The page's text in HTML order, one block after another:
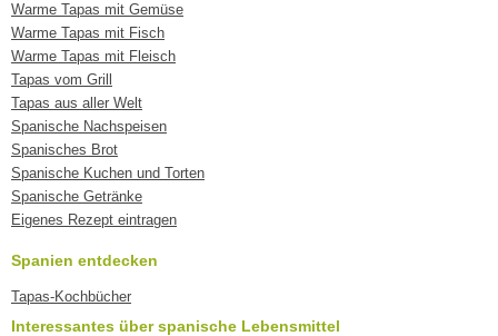
Warme Tapas mit Gemüse
Warme Tapas mit Fisch
Warme Tapas mit Fleisch
Tapas vom Grill
Tapas aus aller Welt
Spanische Nachspeisen
Spanisches Brot
Spanische Kuchen und Torten
Spanische Getränke
Eigenes Rezept eintragen
Spanien entdecken
Tapas-Kochbücher
Interessantes über spanische Lebensmittel